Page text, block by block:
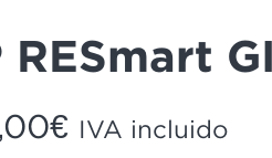
GII
€ IVA incluido